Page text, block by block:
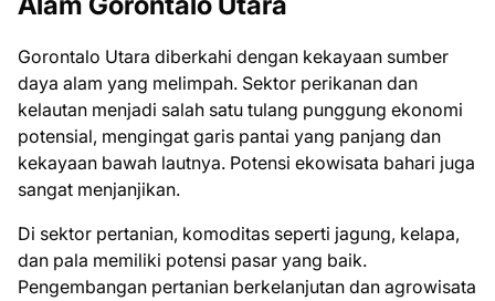
Gorontalo Utara diberkahi dengan kekayaan sumber
daya alam yang melimpah. Sektor perikanan dan
kelautan menjadi salah satu tulang punggung ekonomi
potensial, mengingat garis pantai yang panjang dan
kekayaan bawah lautnya. Potensi ekowisata bahari juga
sangat menjanjikan.
Di sektor pertanian, komoditas seperti jagung, kelapa,
dan pala memiliki potensi pasar yang baik.
Pengembangan pertanian berkelanjutan dan agrowisata